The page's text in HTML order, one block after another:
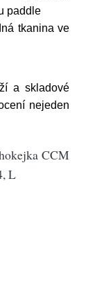
paddle
tkanina ve
a skladové
nejeden
CCM
L